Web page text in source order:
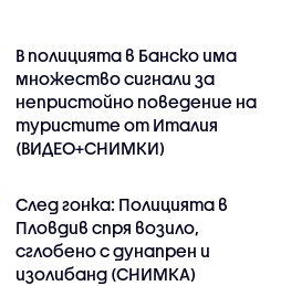
В полицията в Банско има
множество сигнали за
непристойно поведение на
туристите от Италия
(ВИДЕО+СНИМКИ)
След гонка: Полицията в
Пловдив спря возило,
сглобено с дунапрен и
изолибанд (СНИМКА)